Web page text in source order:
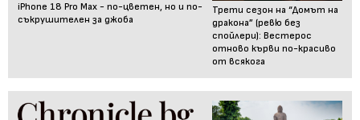
iPhone 18 Pro Max - по-цветен, но и по-
съкрушителен за джоба
Трети сезон на “Домът на
дракона” (ревю без
спойлери): Вестерос
отново кърви по-красиво
от всякога